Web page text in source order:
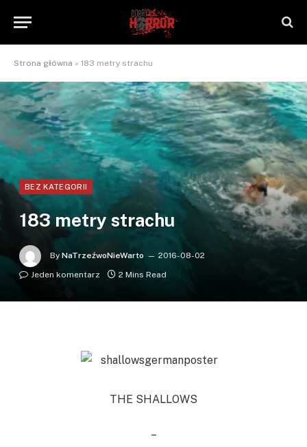
Strona główna » 183 metry strachu
BEZ KATEGORII
183 metry strachu
By NaTrzeźwoNieWarto
2016-08-02
Jeden komentarz
2 Mins Read
THE SHALLOWS
–